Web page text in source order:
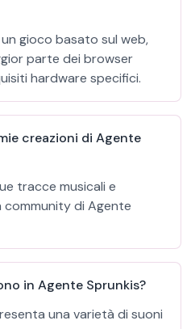
gioco basato sul web,
parte dei browser
hardware specifici.
creazioni di Agente
tracce musicali e
community di Agente
in Agente Sprunkis?
una varietà di suoni